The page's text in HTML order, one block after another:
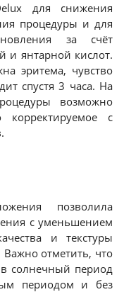
для снижения
процедуры и для
за счёт
и янтарной кислот.
эритема, чувство
спустя 3 часа. На
возможно
корректируемое с
позволила
с уменьшением
и текстуры
Важно отметить, что
в солнечный период
периодом и без